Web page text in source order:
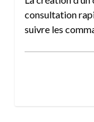
consultation
suivre les